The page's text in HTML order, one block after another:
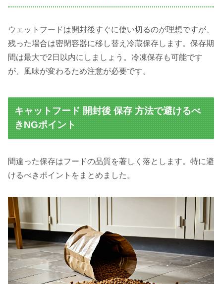
ウェットフードは開封後すぐに使い切るのが理想ですが、
残った場合は密閉容器に移し替え冷蔵保存します。保存期
間は最大で2日以内にしましょう。冷凍保存も可能です
が、風味が変わるため注意が必要です。
キャットフード 開封後 保存 方法で避けるべ
きNGポイント
間違った保存はフードの品質を著しく落とします。特に避
けるべきポイントをまとめました。